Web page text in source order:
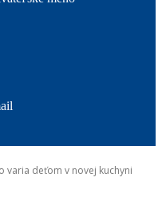
varia deťom v novej kuchyni